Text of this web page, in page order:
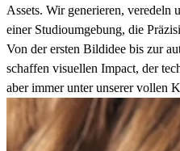
Assets. Wir generieren, veredeln
einer Studioumgebung, die
Von der ersten Bildidee bis zur
schaffen visuellen Impact, der
aber immer unter unserer vollen